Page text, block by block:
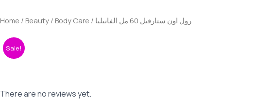
60
الفانيليا
quantity
Home / Beauty / Body Care / رول اون ستارفيل 60 مل الفانيليا
Sale!
There are no reviews yet.